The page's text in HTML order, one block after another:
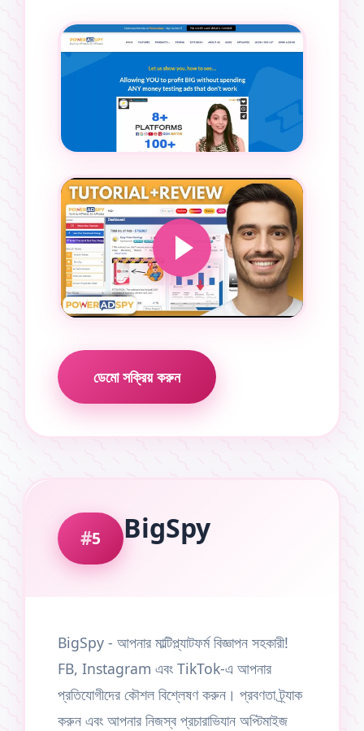
ডেমো সক্রিয় করুন
5 BigSpy
BigSpy - আপনার মাল্টিপ্ল্যাটফর্ম বিজ্ঞাপন সহকারী!
FB, Instagram এবং TikTok-এ আপনার
প্রতিযোগীদের কৌশল বিশ্লেষণ করুন। প্রবণতা ট্র্যাক
করুন এবং আপনার নিজস্ব প্রচারাভিযান অপ্টিমাইজ